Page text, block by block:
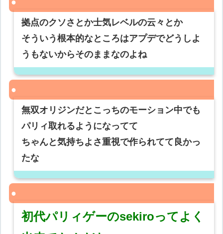
拠点のクソさとか士気レベルの云々とか
そういう根本的なところはアプデでどうしよ
うもないからそのままなのよね
無双オリジンだとこっちのモーション中でも
パリィ取れるようになってて
ちゃんと気持ちよさ重視で作られてて良かっ
たな
初代パリィゲーのsekiroってよく